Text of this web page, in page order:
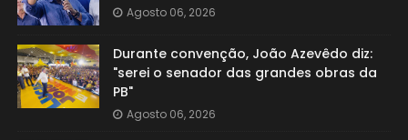
Agosto 06, 2026
Durante convenção, João Azevêdo diz:
"serei o senador das grandes obras da
PB"
Agosto 06, 2026